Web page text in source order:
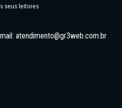
seus leitores
atendimento@gr3web.com.br